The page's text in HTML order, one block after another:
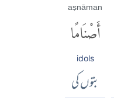
aṣnāman
أَصْنَامًا
idols
بتوں کی